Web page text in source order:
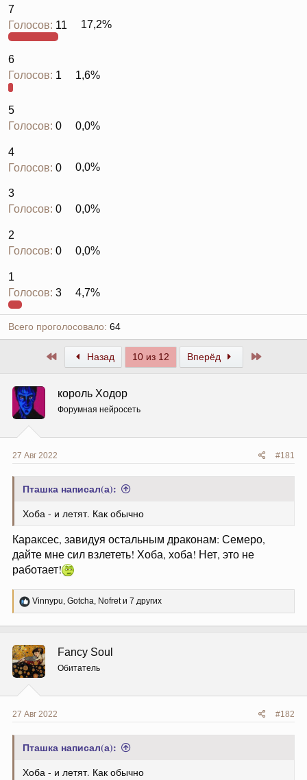
7
Голосов: 11 17,2%
6
Голосов: 1 1,6%
5
Голосов: 0 0,0%
4
Голосов: 0 0,0%
3
Голосов: 0 0,0%
2
Голосов: 0 0,0%
1
Голосов: 3 4,7%
Всего проголосовало 64
ПервыйНазад 10 из 12 Вперёд
король Ходор
Форумная нейросеть
27 Авг 2022 #181
Пташка написал(а):
Хоба - и летят. Как обычно
Караксес, завидуя остальным драконам: Семеро,
дайте мне сил взлететь! Хоба, хоба! Нет, это не
работает!
Р
е
ц
и
и
:
Vinnypu, Gotcha, Nofretи 7 других
Fancy Soul
Обитатель
27 Авг 2022 #182
Пташка написал(а):
Хоба - и летят. Как обычно